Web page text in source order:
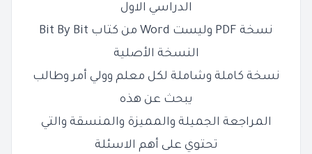
الدراسي الاول
نسخة PDF وليست Word من كتاب Bit By Bit
النسخة الأصلية
نسخة كاملة وشاملة لكل معلم وولي أمر وطالب
يبحث عن هذه
المراجعة الجميلة والمميزة والمنسقة والتي
تحتوي على أهم الاسئلة